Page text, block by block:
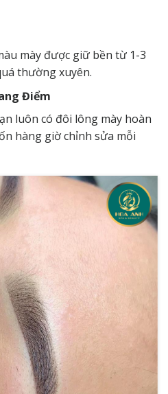
mày được giữ bền từ 1-3
thường xuyên.
Điểm
luôn có đôi lông mày hoàn
hàng giờ chỉnh sửa mỗi